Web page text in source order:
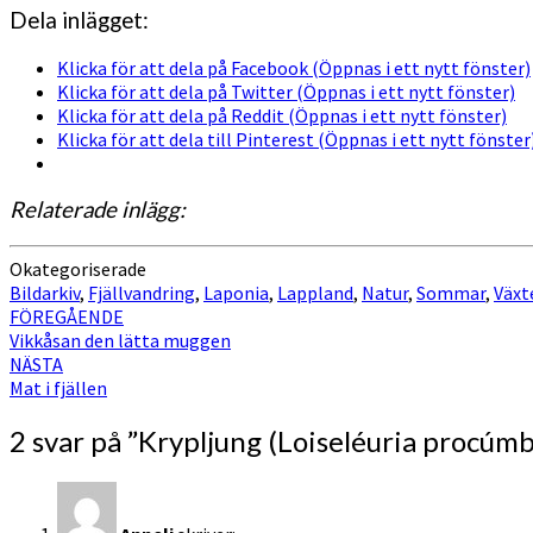
Dela inlägget:
Klicka för att dela på Facebook (Öppnas i ett nytt fönster)
Klicka för att dela på Twitter (Öppnas i ett nytt fönster)
Klicka för att dela på Reddit (Öppnas i ett nytt fönster)
Klicka för att dela till Pinterest (Öppnas i ett nytt
Relaterade inlägg:
Okategoriserade
Bildarkiv, Fjällvandring, Laponia, Lappland, Natur, Sommar,
Inläggsnavigering
FÖREGÅENDE
Vikkåsan den lätta muggen
NÄSTA
Mat i fjällen
2 svar på ”Krypljung (Loiseléuria